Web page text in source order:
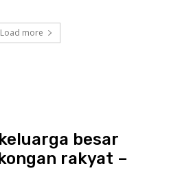
Load more